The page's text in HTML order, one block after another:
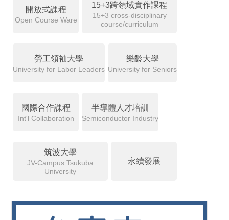
開放式課程
Open Course Ware
15+3跨領域實作課程
15+3 cross-disciplinary
course/curriculum
勞工領袖大學
University for Labor Leaders
樂齡大學
University for Seniors
國際合作課程
Int'l Collaboration
半導體人才培訓
Semiconductor Industry
筑波大學
JV-Campus Tsukuba
University
永續發展